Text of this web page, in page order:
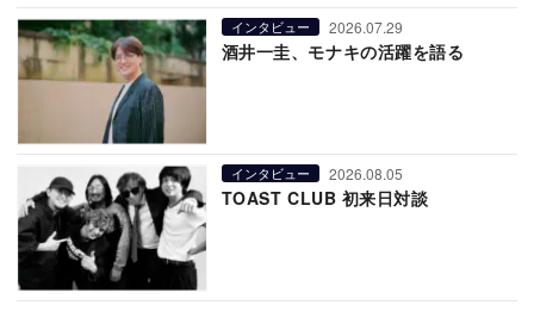
インタビュー 2026.07.29
酒井一圭、モナキの活躍を語る
インタビュー 2026.08.05
TOAST CLUB 初来日対談